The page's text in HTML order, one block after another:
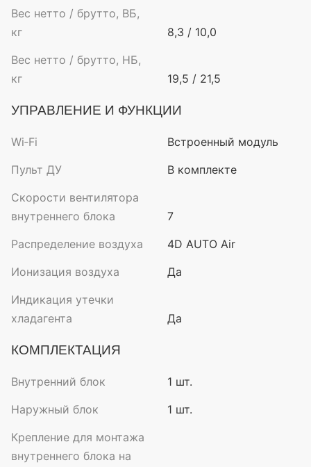
Вес нетто / брутто, ВБ,
кг
8,3 / 10,0
Вес нетто / брутто, НБ,
кг
19,5 / 21,5
УПРАВЛЕНИЕ И ФУНКЦИИ
Wi‑Fi
Встроенный модуль
Пульт ДУ
В комплекте
Скорости вентилятора
внутреннего блока
7
Распределение воздуха
4D AUTO Air
Ионизация воздуха
Да
Индикация утечки
хладагента
Да
КОМПЛЕКТАЦИЯ
Внутренний блок
1 шт.
Наружный блок
1 шт.
Крепление для монтажа
внутреннего блока на